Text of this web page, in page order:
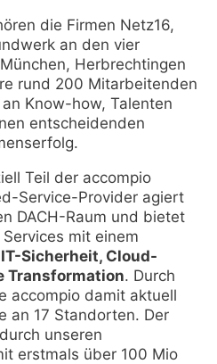
die Firmen Netz16,
an den vier
Herbrechtingen
rund 200 Mitarbeitenden
Know-how, Talenten
entscheidenden
Teil der accompio
Service-Provider agiert
DACH-Raum und bietet
mit einem
IT-Sicherheit, Cloud-
Transformation. Durch
accompio damit aktuell
an 17 Standorten. Der
unseren
erstmals über 100 Mio